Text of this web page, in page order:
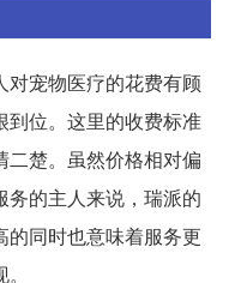
宠物医疗的花费有顾
到位。这里的收费标准
楚。虽然价格相对偏
的主人来说，瑞派的
的同时也意味着服务更